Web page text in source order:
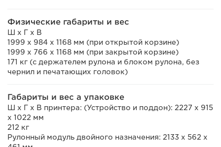
Физические габариты и вес
Ш x Г x В
1999 x 984 x 1168 мм (при открытой корзине)
1999 x 766 x 1168 мм (при закрытой корзине)
171 кг (с держателем рулона и блоком рулона, без
чернил и печатающих головок)
Габариты и вес а упаковке
Ш x Г x В принтера: (Устройство и поддон): 2227 x 915
x 1022 мм
212 кг
Рулонный модуль двойного назначения: 2133 x 562 x